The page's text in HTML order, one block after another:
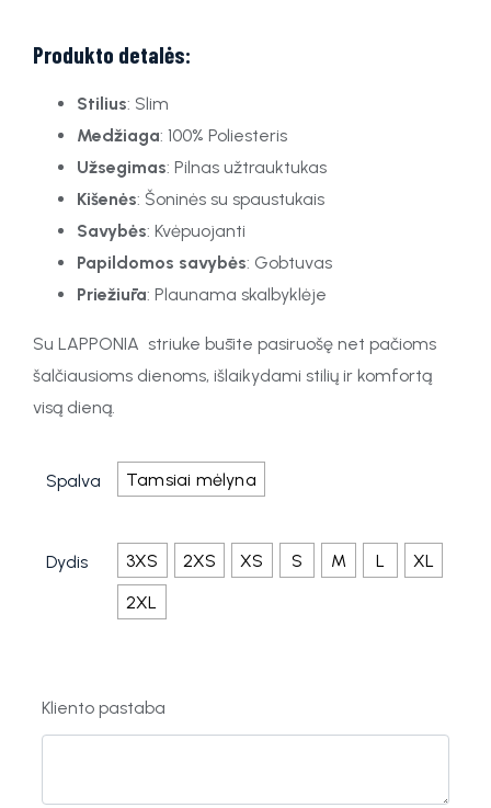
Produkto detalės:
Stilius: Slim
Medžiaga: 100% Poliesteris
Užsegimas: Pilnas užtrauktukas
Kišenės: Šoninės su spaustukais
Savybės: Kvėpuojanti
Papildomos savybės: Gobtuvas
Priežiūra: Plaunama skalbyklėje
Su LAPPONIA striuke būsite pasiruošę net pačioms
šalčiausioms dienoms, išlaikydami stilių ir komfortą
visą dieną.
Spalva Tamsiai mėlyna
Dydis 3XS 2XS XS S M L
XL
2XL
Kliento pastaba